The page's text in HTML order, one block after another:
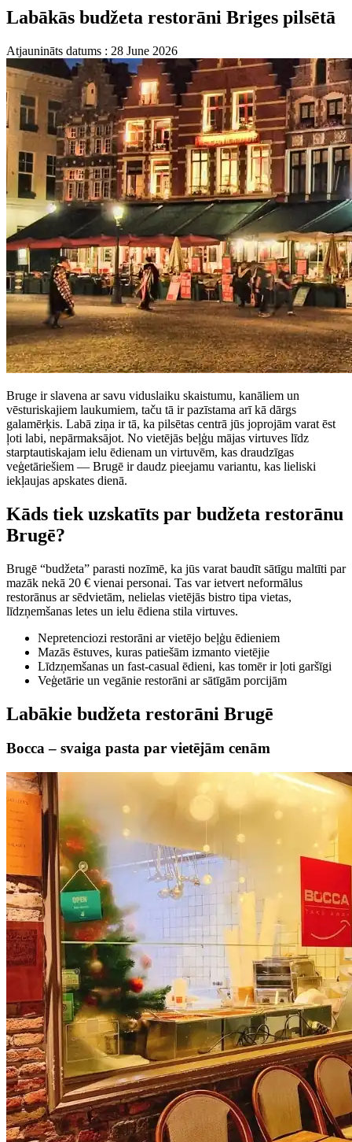
Labākās budžeta restorāni Briges pilsētā
Atjaunināts datums : 28 June 2026
Bruge ir slavena ar savu viduslaiku skaistumu, kanāliem un
vēsturiskajiem laukumiem, taču tā ir pazīstama arī kā dārgs
galamērķis. Labā ziņa ir tā, ka pilsētas centrā jūs joprojām varat ēst
ļoti labi, nepārmaksājot. No vietējās beļģu mājas virtuves līdz
starptautiskajam ielu ēdienam un virtuvēm, kas draudzīgas
veģetāriešiem — Brugē ir daudz pieejamu variantu, kas lieliski
iekļaujas apskates dienā.
Kāds tiek uzskatīts par budžeta restorānu
Brugē?
Brugē “budžeta” parasti nozīmē, ka jūs varat baudīt sātīgu maltīti par
mazāk nekā 20 € vienai personai. Tas var ietvert neformālus
restorānus ar sēdvietām, nelielas vietējās bistro tipa vietas,
līdzņemšanas letes un ielu ēdiena stila virtuves.
Nepretenciozi restorāni ar vietējo beļģu ēdieniem
Mazās ēstuves, kuras patiešām izmanto vietējie
Līdzņemšanas un fast-casual ēdieni, kas tomēr ir ļoti garšīgi
Veģetārie un vegānie restorāni ar sātīgām porcijām
Labākie budžeta restorāni Brugē
Bocca – svaiga pasta par vietējām cenām